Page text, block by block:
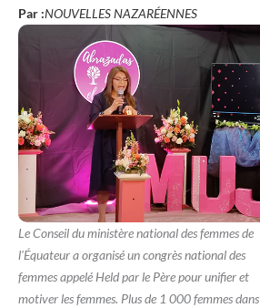
Par :NOUVELLES NAZARÉENNES
Le Conseil du ministère national des femmes de
l'Équateur a organisé un congrès national des
femmes appelé Held par le Père pour unifier et
motiver les femmes. Plus de 1 000 femmes dans